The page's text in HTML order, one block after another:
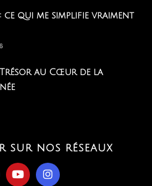
ce qui me simplifie vraiment
au Cœur de la
sur nos réseaux